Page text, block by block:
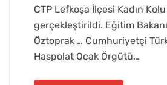
CTP Lefkoşa İlçesi Kadın
gerçekleştirildi. Eğitim
Öztoprak … Cumhuriyetçi
Haspolat Ocak Örgütü…